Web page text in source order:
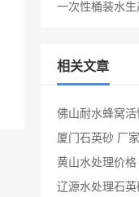
一次性桶装水
相关文章
佛山耐水蜂窝
厦门石英砂 厂
黄山水处理价格
辽源水处理石